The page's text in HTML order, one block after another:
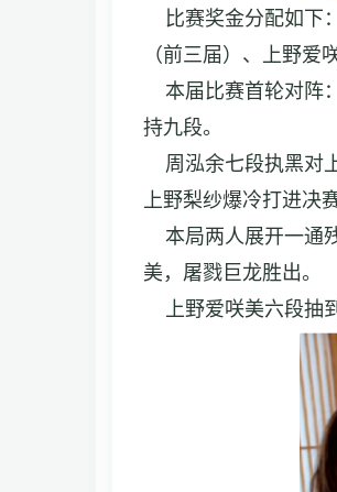
比赛奖金分配如下
（前三届）、上野爱
本届比赛首轮对阵
持九段。
周泓余七段执黑对
上野梨纱爆冷打进决
本局两人展开一通
美，屠戮巨龙胜出。
上野爱咲美六段抽